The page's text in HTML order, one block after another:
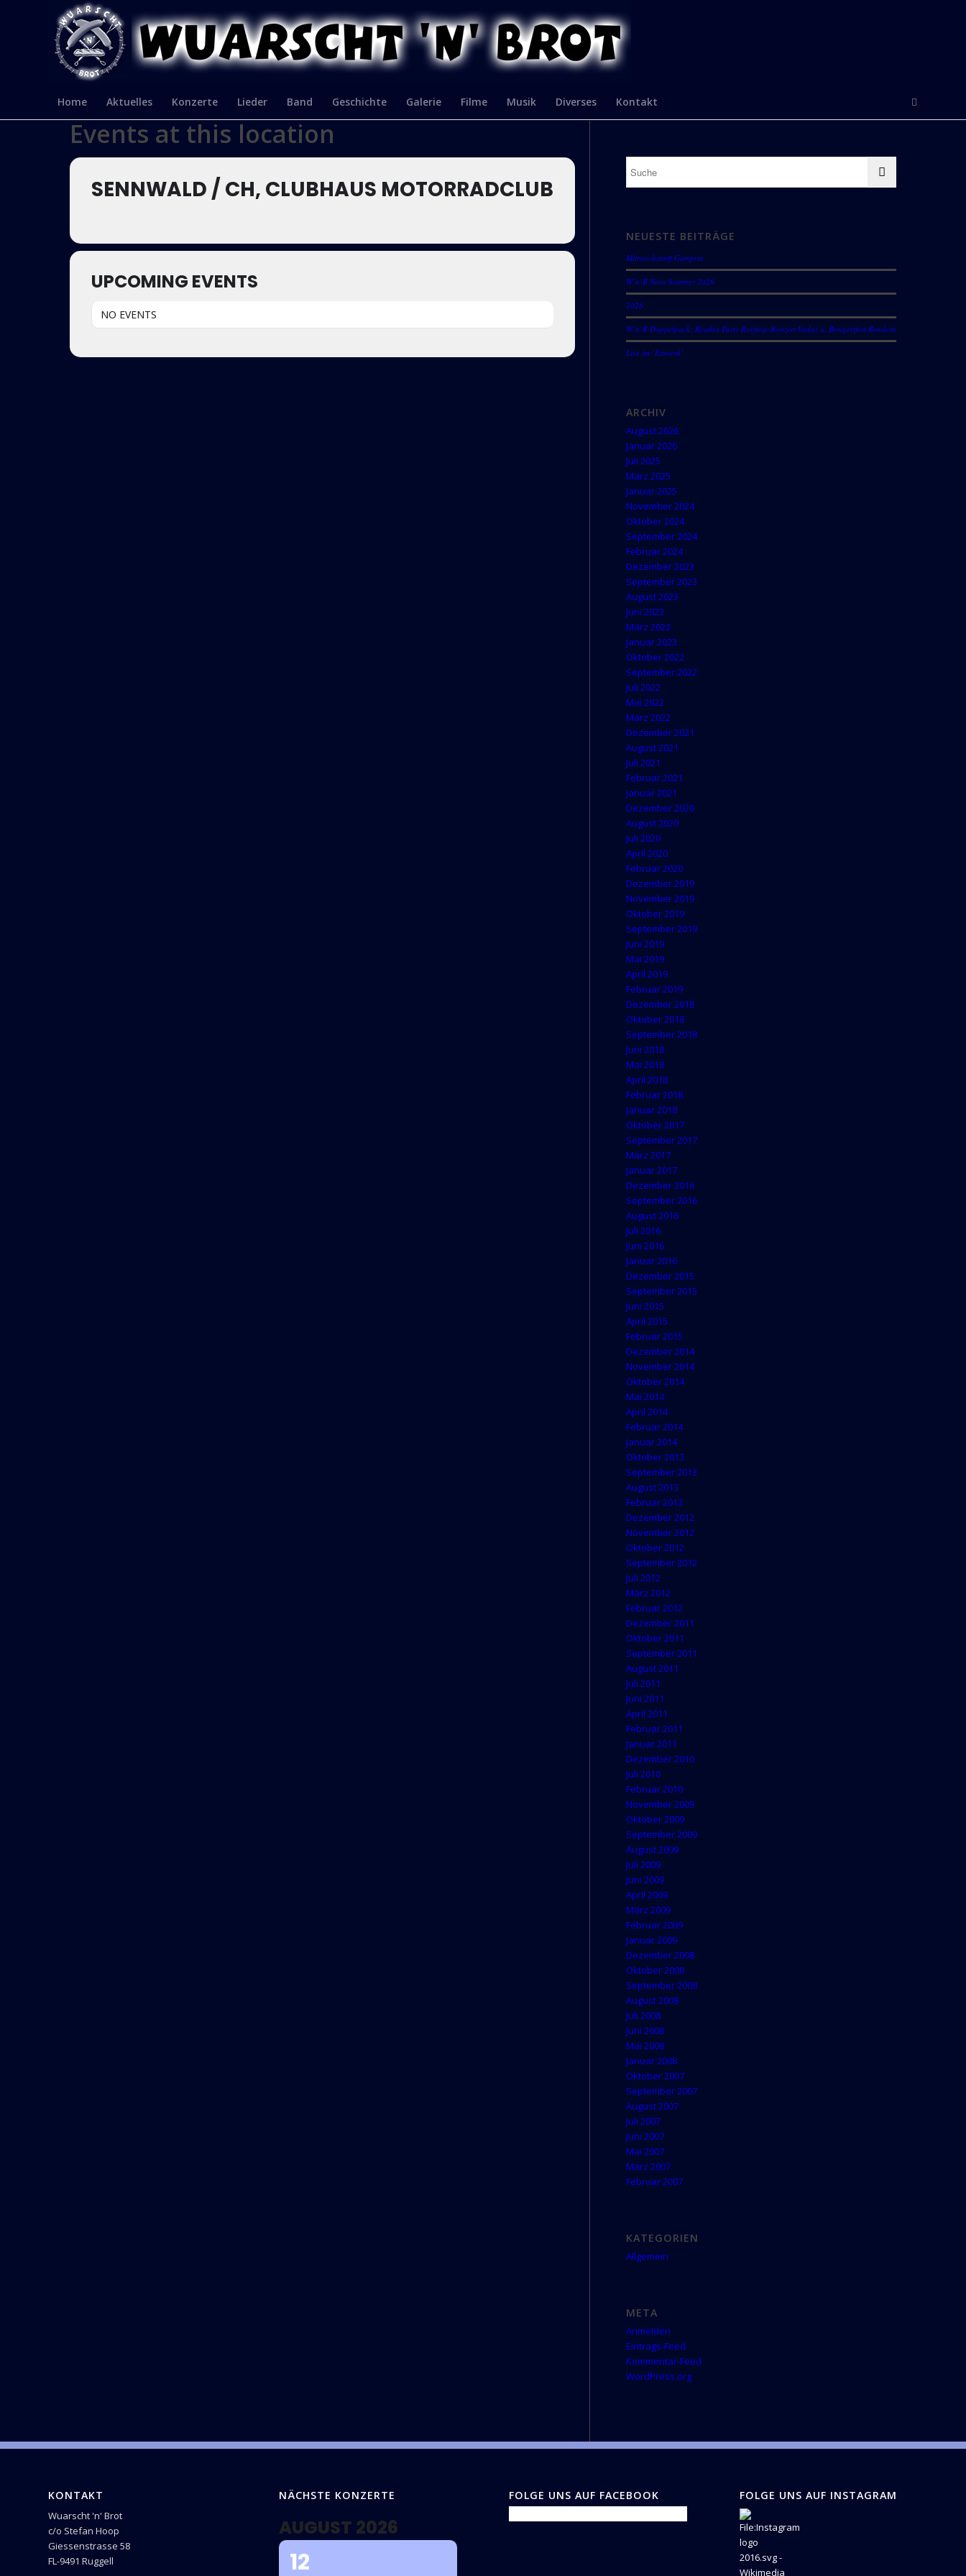
Home Aktuelles Konzerte Lieder Band Geschichte Galerie Filme Musik Diverses Kontakt
Events at this location
SENNWALD / CH, CLUBHAUS MOTORRADCLUB
UPCOMING EVENTS
NO EVENTS
NEUESTE BEITRÄGE
Mittwochstreff Gamprin
W’n’B News Sommer 2026
2026
W’n’B Doppelpack: Beatles-Party Rooftop-Konzert Vaduz u. Bongertfest Bendern
Live im ‘Esswerk’
ARCHIV
August 2026
Januar 2026
Juli 2025
März 2025
Januar 2025
November 2024
Oktober 2024
September 2024
Februar 2024
Dezember 2023
September 2023
August 2023
Juni 2023
März 2023
Januar 2023
Oktober 2022
September 2022
Juli 2022
Mai 2022
März 2022
Dezember 2021
August 2021
Juli 2021
Februar 2021
Januar 2021
Dezember 2020
August 2020
Juli 2020
April 2020
Februar 2020
Dezember 2019
November 2019
Oktober 2019
September 2019
Juni 2019
Mai 2019
April 2019
Februar 2019
Dezember 2018
Oktober 2018
September 2018
Juni 2018
Mai 2018
April 2018
Februar 2018
Januar 2018
Oktober 2017
September 2017
März 2017
Januar 2017
Dezember 2016
September 2016
August 2016
Juli 2016
Juni 2016
Januar 2016
Dezember 2015
September 2015
Juni 2015
April 2015
Februar 2015
Dezember 2014
November 2014
Oktober 2014
Mai 2014
April 2014
Februar 2014
Januar 2014
Oktober 2013
September 2013
August 2013
Februar 2013
Dezember 2012
November 2012
Oktober 2012
September 2012
Juli 2012
März 2012
Februar 2012
Dezember 2011
Oktober 2011
September 2011
August 2011
Juli 2011
Juni 2011
April 2011
Februar 2011
Januar 2011
Dezember 2010
Juli 2010
Februar 2010
November 2009
Oktober 2009
September 2009
August 2009
Juli 2009
Juni 2009
April 2009
März 2009
Februar 2009
Januar 2009
Dezember 2008
Oktober 2008
September 2008
August 2008
Juli 2008
Juni 2008
Mai 2008
Januar 2008
Oktober 2007
September 2007
August 2007
Juli 2007
Juni 2007
Mai 2007
März 2007
Februar 2007
KATEGORIEN
Allgemein
META
Anmelden
Eintrags-Feed
Kommentar-Feed
WordPress.org
KONTAKT
Wuarscht 'n' Brot
c/o Stefan Hoop
Giessenstrasse 58
FL-9491 Ruggell
NÄCHSTE KONZERTE
AUGUST 2026
12
FOLGE UNS AUF FACEBOOK FOLGE UNS AUF INSTAGRAM